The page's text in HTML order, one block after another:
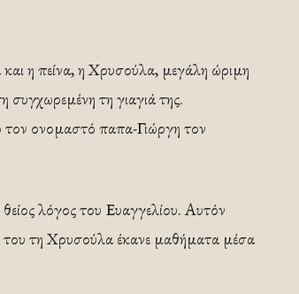
και η πείνα, η Χρυσούλα, μεγάλη ώριμη
συγχωρεμένη τη γιαγιά της.
τον ονομαστό παπα-Γιώργη τον
λόγος του Ευαγγελίου. Αυτόν
του τη Χρυσούλα έκανε μαθήματα μέσα